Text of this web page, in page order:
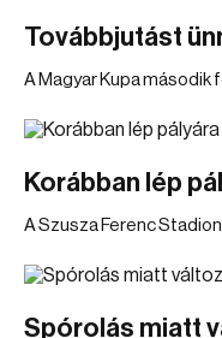
Továbbjutást
A Magyar Kupa
Korábban lép
A Szusza Ferenc
Spórolás miatt